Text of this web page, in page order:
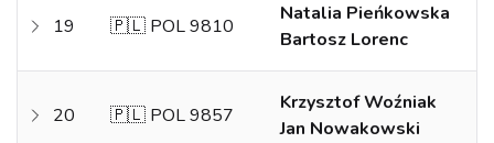
19 🇵🇱 POL 9810
Natalia Pieńkowska
Bartosz Lorenc
20 🇵🇱 POL 9857
Krzysztof Woźniak
Jan Nowakowski